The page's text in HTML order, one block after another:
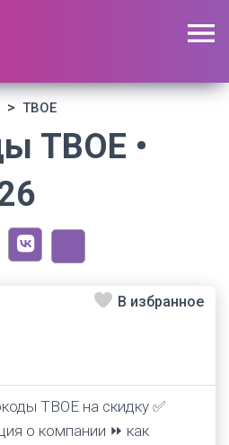
> ТВОЕ
ТВОЕ •
ТВОЕ на скидку ✅
о компании ⏩ как
В избранное